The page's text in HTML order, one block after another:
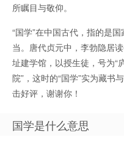
所瞩目与敬仰。
“国学”在中国古代，指的是
当。唐代贞元中，李勃隐居
址建学馆，以授生徒，号为“
院”，这时的“国学”实为藏书
击好评，谢谢你！
国学是什么意思